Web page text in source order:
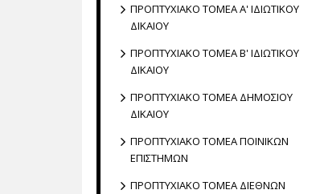
ΠΡΟΠΤΥΧΙΑΚΟ ΤΟΜΕΑ Α' ΙΔΙΩΤΙΚΟΥ
ΔΙΚΑΙΟΥ
ΠΡΟΠΤΥΧΙΑΚΟ ΤΟΜΕΑ Β' ΙΔΙΩΤΙΚΟΥ
ΔΙΚΑΙΟΥ
ΠΡΟΠΤΥΧΙΑΚΟ ΤΟΜΕΑ ΔΗΜΟΣΙΟΥ
ΔΙΚΑΙΟΥ
ΠΡΟΠΤΥΧΙΑΚΟ ΤΟΜΕΑ ΠΟΙΝΙΚΩΝ
ΕΠΙΣΤΗΜΩΝ
ΠΡΟΠΤΥΧΙΑΚΟ ΤΟΜΕΑ ΔΙΕΘΝΩΝ